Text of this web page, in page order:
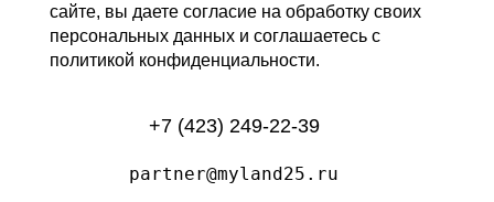
сайте, вы даете согласие на обработку своих
персональных данных и соглашаетесь с
политикой конфиденциальности.
+7 (423) 249-22-39
partner@myland25.ru